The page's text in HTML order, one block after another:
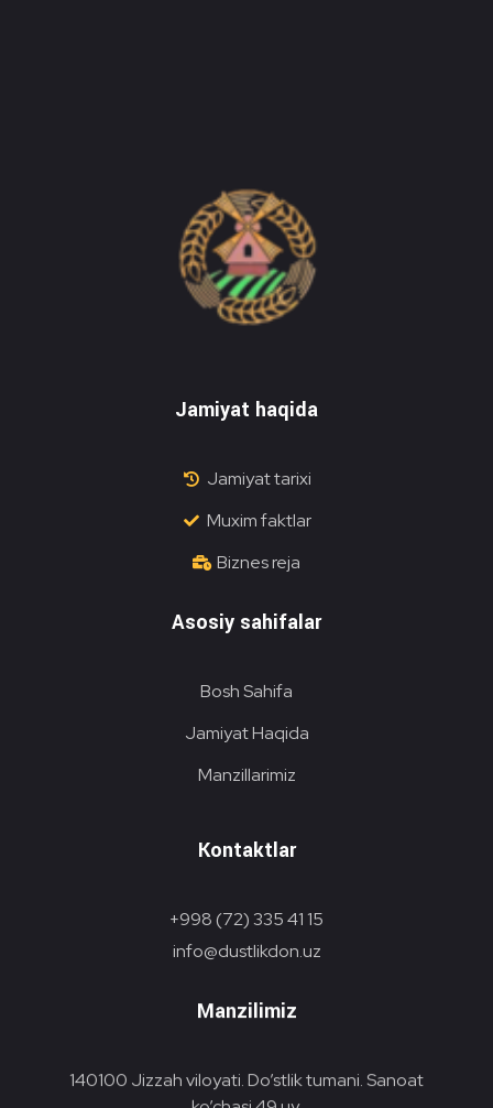
Jamiyat haqida
Jamiyat tarixi
Muxim faktlar
Biznes reja
Asosiy sahifalar
Bosh Sahifa
Jamiyat Haqida
Manzillarimiz
Kontaktlar
+998 (72) 335 41 15
info@dustlikdon.uz
Manzilimiz
140100 Jizzah viloyati. Do’stlik tumani. Sanoat